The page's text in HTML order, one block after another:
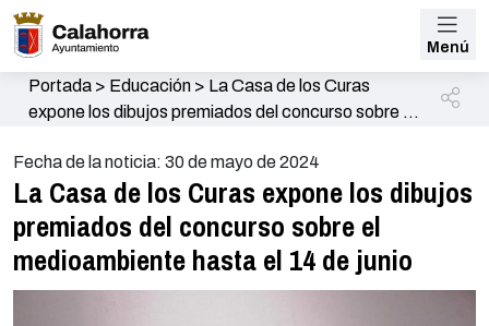
Menú
Portada> Educación> La Casa de los Curas
expone los dibujos premiados del concurso sobre el
Fecha de la noticia: 30 de mayo de 2024
La Casa de los Curas expone los dibujos
premiados del concurso sobre el
medioambiente hasta el 14 de junio